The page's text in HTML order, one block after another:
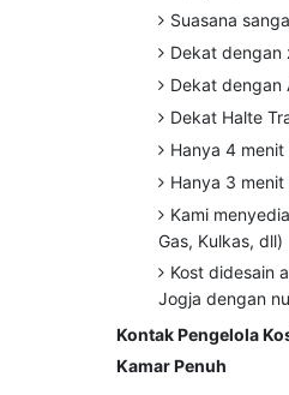
Suasana
Dekat dengan
Dekat dengan
Dekat Halte
Hanya 4
Hanya 3
Kami
Gas, Kulkas, dll)
Kost didesain
Jogja dengan
Kontak Pengelola
Kamar Penuh